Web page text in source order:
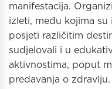
manifestacija.
izleti, među kojima
posjeti različitim
sudjelovali i u
aktivnostima, poput
predavanja o zdravlju.